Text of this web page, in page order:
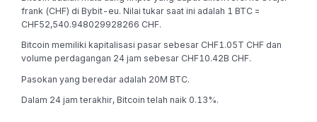
frank (CHF) di Bybit-eu. Nilai tukar saat ini adalah 1 BTC =
CHF52,540.948029928266 CHF.
Bitcoin memiliki kapitalisasi pasar sebesar CHF1.05T CHF dan
volume perdagangan 24 jam sebesar CHF10.42B CHF.
Pasokan yang beredar adalah 20M BTC.
Dalam 24 jam terakhir, Bitcoin telah naik 0.13%.